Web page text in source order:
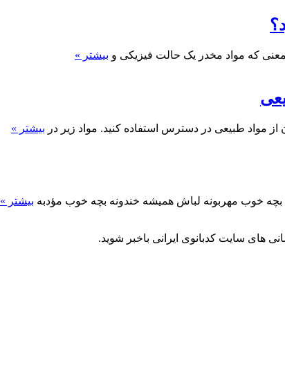
که مواد مخدر یک حالت فیزیکی و بیشتر »
مواد طبیعی در دسترس استفاده کنید. مواد زیر در بیشتر »
بچه خوب مهربونه لباش همیشه خندونه بچه خوب مؤدبه بیشتر »
های سایت کدبانوی ایرانی باخبر شوید.